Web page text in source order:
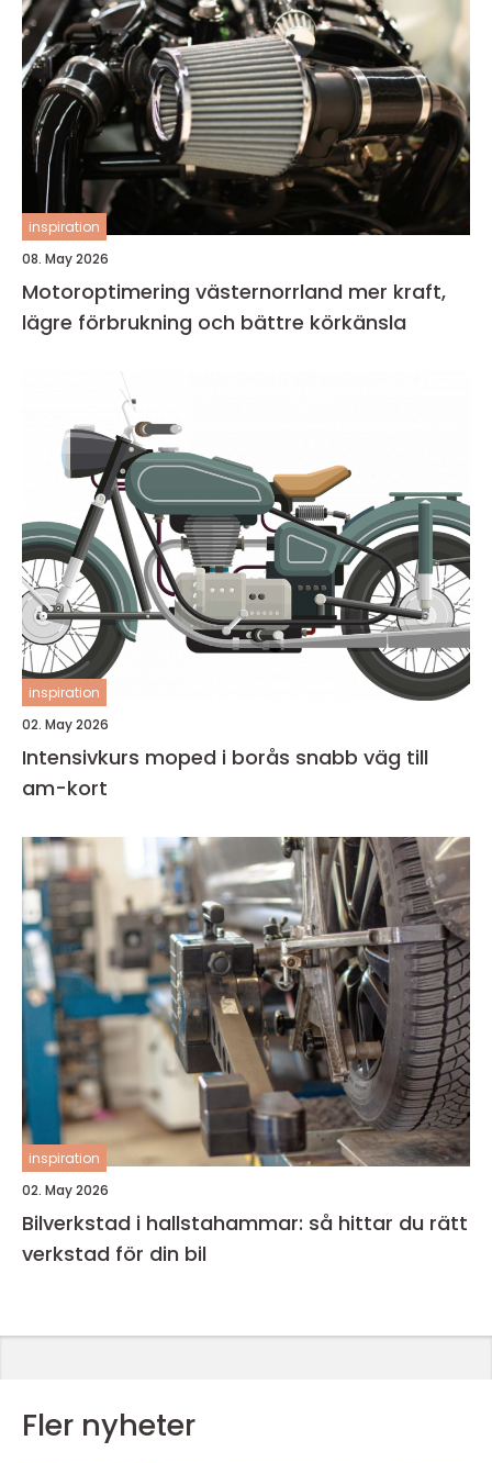
inspiration
08. May 2026
Motoroptimering västernorrland mer kraft,
lägre förbrukning och bättre körkänsla
inspiration
02. May 2026
Intensivkurs moped i borås snabb väg till
am-kort
inspiration
02. May 2026
Bilverkstad i hallstahammar: så hittar du rätt
verkstad för din bil
Fler nyheter